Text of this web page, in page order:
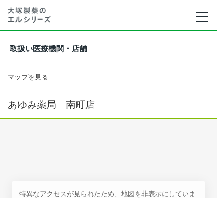
取扱い医療機関・店舗
マップを見る
あゆみ薬局 南町店
特異なアクセスが見られたため、地図を非表示にしていま